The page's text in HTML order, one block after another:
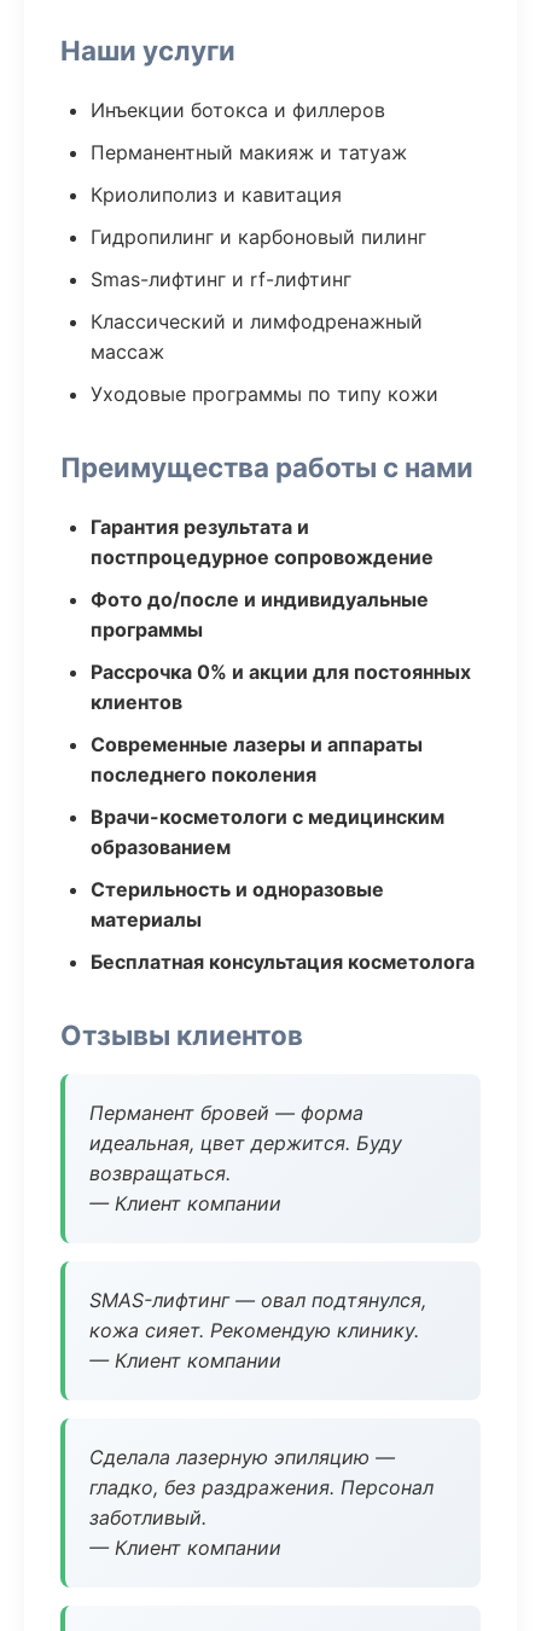
Наши услуги
Инъекции ботокса и филлеров
Перманентный макияж и татуаж
Криолиполиз и кавитация
Гидропилинг и карбоновый пилинг
Smas-лифтинг и rf-лифтинг
Классический и лимфодренажный
массаж
Уходовые программы по типу кожи
Преимущества работы с нами
Гарантия результата и
постпроцедурное сопровождение
Фото до/после и индивидуальные
программы
Рассрочка 0% и акции для постоянных
клиентов
Современные лазеры и аппараты
последнего поколения
Врачи-косметологи с медицинским
образованием
Стерильность и одноразовые
материалы
Бесплатная консультация косметолога
Отзывы клиентов
Перманент бровей — форма
идеальная, цвет держится. Буду
возвращаться.
— Клиент компании
SMAS-лифтинг — овал подтянулся,
кожа сияет. Рекомендую клинику.
— Клиент компании
Сделала лазерную эпиляцию —
гладко, без раздражения. Персонал
заботливый.
— Клиент компании